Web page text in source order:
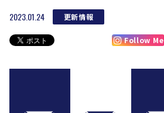
2023.01.24 更新情報
Follow Me